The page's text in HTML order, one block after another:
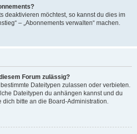
deaktivieren möchtest, so kannst du dies im
– „Abonnements verwalten“ machen.
Forum zulässig?
Dateitypen zulassen oder verbieten.
Dateitypen du anhängen kannst und du
dich bitte an die Board-Administration.